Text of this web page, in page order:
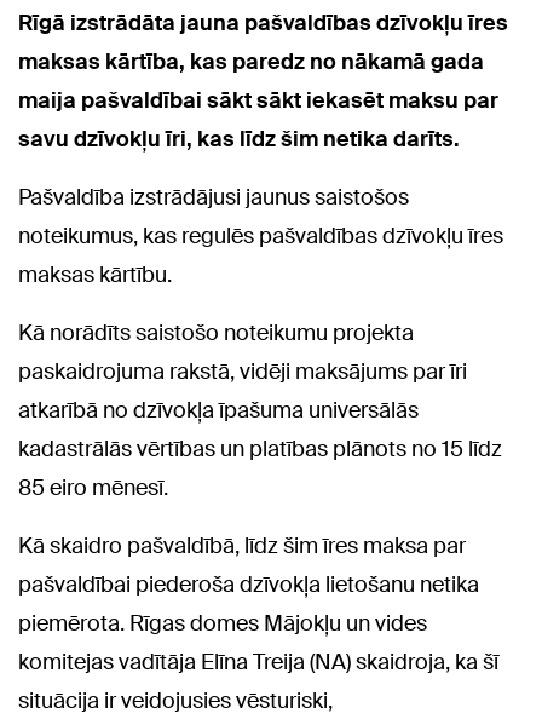
Rīgā izstrādāta jauna pašvaldības dzīvokļu īres
maksas kārtība, kas paredz no nākamā gada
maija pašvaldībai sākt sākt iekasēt maksu par
savu dzīvokļu īri, kas līdz šim netika darīts.
Pašvaldība izstrādājusi jaunus saistošos
noteikumus, kas regulēs pašvaldības dzīvokļu īres
maksas kārtību.
Kā norādīts saistošo noteikumu projekta
paskaidrojuma rakstā, vidēji maksājums par īri
atkarībā no dzīvokļa īpašuma universālās
kadastrālās vērtības un platības plānots no 15 līdz
85 eiro mēnesī.
Kā skaidro pašvaldībā, līdz šim īres maksa par
pašvaldībai piederoša dzīvokļa lietošanu netika
piemērota. Rīgas domes Mājokļu un vides
komitejas vadītāja Elīna Treija (NA) skaidroja, ka šī
situācija ir veidojusies vēsturiski,